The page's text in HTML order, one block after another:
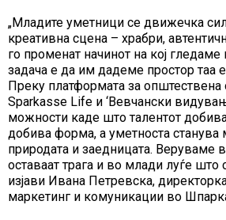
„Младите уметници се движечка
креативна сцена – храбри,
го променат начинот на кој
задача е да им дадеме простор таа
Преку платформата за општествена
Sparkasse Life и ‘Вевчански
можности каде што талентот добива
добива форма, а уметноста станува
природата и заедницата. Веруваме
оставаат трага и во млади луѓе што
изјави Ивана Петревска,
маркетинг и комуникации во